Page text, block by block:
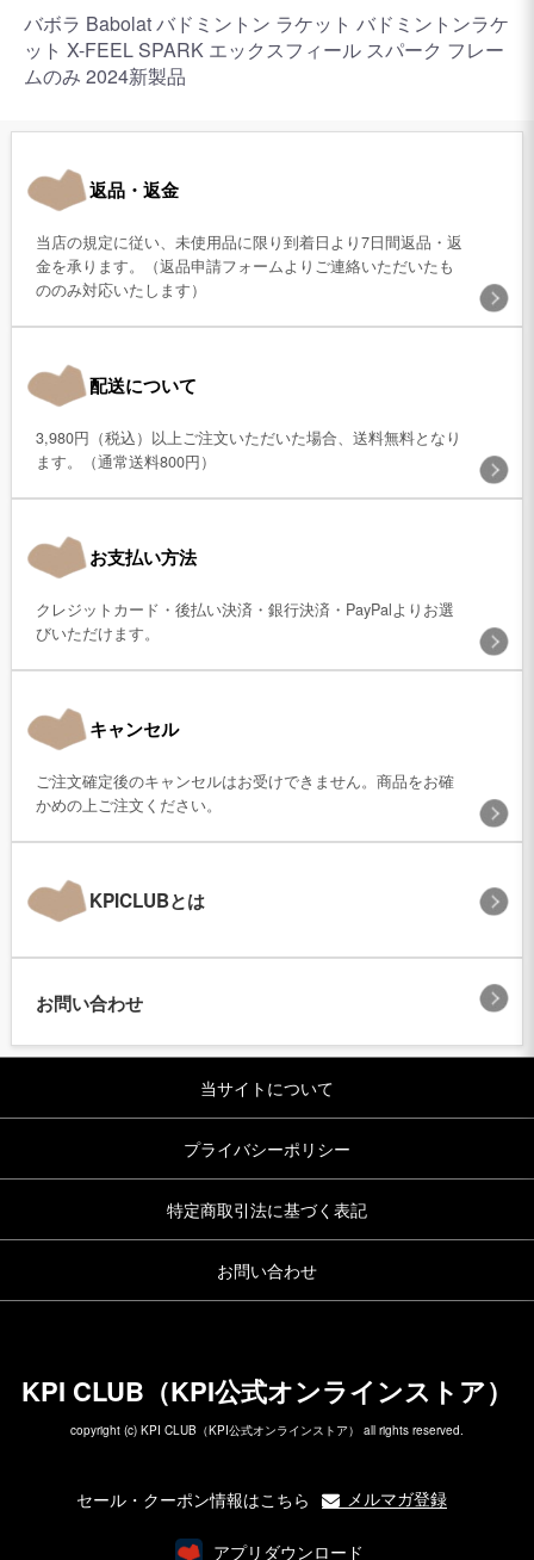
バボラ Babolat バドミントン ラケット バドミントンラケ
ット X-FEEL SPARK エックスフィール スパーク フレー
ムのみ 2024新製品
返品・返金
当店の規定に従い、未使用品に限り到着日より7日間返品・返
金を承ります。（返品申請フォームよりご連絡いただいたも
ののみ対応いたします）
配送について
3,980円（税込）以上ご注文いただいた場合、送料無料となり
ます。（通常送料800円）
お支払い方法
クレジットカード・後払い決済・銀行決済・PayPalよりお選
びいただけます。
キャンセル
ご注文確定後のキャンセルはお受けできません。商品をお確
かめの上ご注文ください。
KPICLUBとは
お問い合わせ
当サイトについて
プライバシーポリシー
特定商取引法に基づく表記
お問い合わせ
KPI CLUB（KPI公式オンラインストア）
copyright (c) KPI CLUB（KPI公式オンラインストア） all rights reserved.
セール・クーポン情報はこちら メルマガ登録
アプリダウンロード